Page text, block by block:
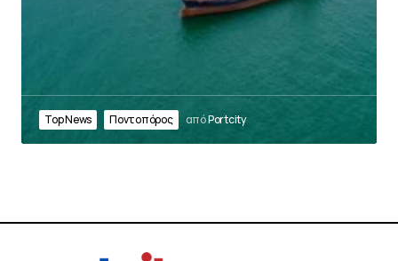
Top News Ποντοπόρος απόPortcity